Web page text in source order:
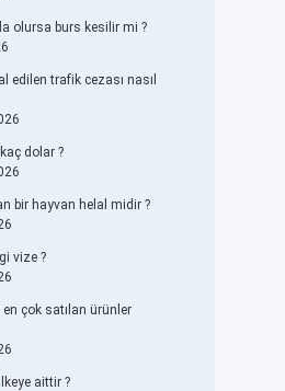
olursa burs kesilir mi ?
edilen trafik cezası nasıl
dolar ?
bir hayvan helal midir ?
vize ?
en çok satılan ürünler
aittir ?